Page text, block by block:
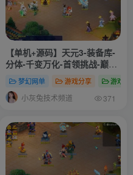
【单机+源码】天元3-装备库-
分体-千变万化-首领挑战-巅峰
赛等功能全
梦幻网单 游戏分享 游戏网
小灰兔技术频道 371